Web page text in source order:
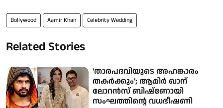
Bollywood Aamir Khan Celebrity Wedding
Related Stories
'താരപദവിയുടെ അഹങ്കാരം
തകര്‍ക്കും'; ആമിര്‍ ഖാന്
ലോറന്‍സ് ബിഷ്ണോയി
സംഘത്തിന്റെ വധഭീഷണി